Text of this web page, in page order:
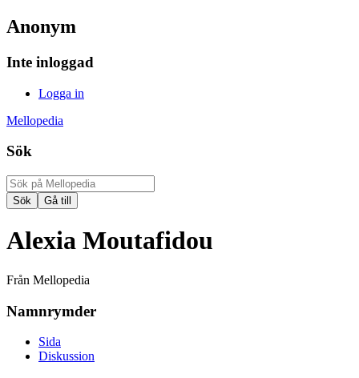
Anonym
Inte inloggad
Logga in
Mellopedia
Sök
Alexia Moutafidou
Från Mellopedia
Namnrymder
Sida
Diskussion